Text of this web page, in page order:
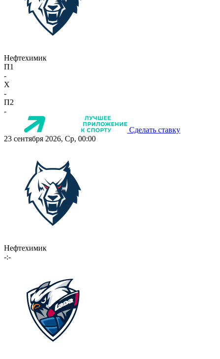
Нефтехимик
П1
-
X
-
П2
-
Сделать ставку
23 сентября 2026, Ср, 00:00
Нефтехимик
-:-